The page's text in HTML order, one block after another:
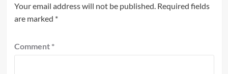
Your email address will not be published. Required fields
are marked *
Comment *